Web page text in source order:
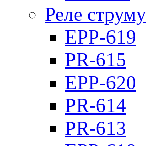
Реле струму
EPP-619
PR-615
EPP-620
PR-614
PR-613